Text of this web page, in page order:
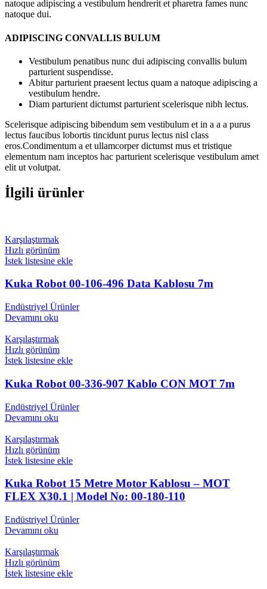
natoque adipiscing a vestibulum hendrerit et pharetra fames nunc
natoque dui.
ADIPISCING CONVALLIS BULUM
Vestibulum penatibus nunc dui adipiscing convallis bulum
parturient suspendisse.
Abitur parturient praesent lectus quam a natoque adipiscing a
vestibulum hendre.
Diam parturient dictumst parturient scelerisque nibh lectus.
Scelerisque adipiscing bibendum sem vestibulum et in a a a purus
lectus faucibus lobortis tincidunt purus lectus nisl class
eros.Condimentum a et ullamcorper dictumst mus et tristique
elementum nam inceptos hac parturient scelerisque vestibulum amet
elit ut volutpat.
İlgili ürünler
Karşılaştırmak
Hızlı görünüm
İstek listesine ekle
Kuka Robot 00-106-496 Data Kablosu 7m
Endüstriyel Ürünler
Devamını oku
Karşılaştırmak
Hızlı görünüm
İstek listesine ekle
Kuka Robot 00-336-907 Kablo CON MOT 7m
Endüstriyel Ürünler
Devamını oku
Karşılaştırmak
Hızlı görünüm
İstek listesine ekle
Kuka Robot 15 Metre Motor Kablosu – MOT
FLEX X30.1 | Model No: 00-180-110
Endüstriyel Ürünler
Devamını oku
Karşılaştırmak
Hızlı görünüm
İstek listesine ekle